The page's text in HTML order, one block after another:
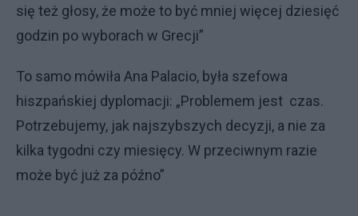
się też głosy, że może to być mniej więcej dziesięć
godzin po wyborach w Grecji”
To samo mówiła Ana Palacio, była szefowa
hiszpańskiej dyplomacji: „Problemem jest czas.
Potrzebujemy, jak najszybszych decyzji, a nie za
kilka tygodni czy miesięcy. W przeciwnym razie
może być już za późno”